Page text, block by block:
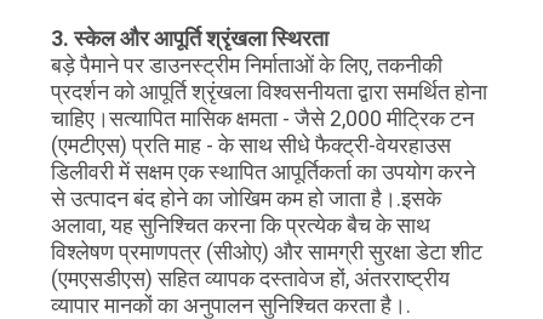
3. स्केल और आपूर्ति श्रृंखला स्थिरता
बड़े पैमाने पर डाउनस्ट्रीम निर्माताओं के लिए, तकनीकी
प्रदर्शन को आपूर्ति श्रृंखला विश्वसनीयता द्वारा समर्थित होना
चाहिए।सत्यापित मासिक क्षमता - जैसे 2,000 मीट्रिक टन
(एमटीएस) प्रति माह - के साथ सीधे फैक्ट्री-वेयरहाउस
डिलीवरी में सक्षम एक स्थापित आपूर्तिकर्ता का उपयोग करने
से उत्पादन बंद होने का जोखिम कम हो जाता है। .इसके
अलावा, यह सुनिश्चित करना कि प्रत्येक बैच के साथ
विश्लेषण प्रमाणपत्र (सीओए) और सामग्री सुरक्षा डेटा शीट
(एमएसडीएस) सहित व्यापक दस्तावेज हों, अंतरराष्ट्रीय
व्यापार मानकों का अनुपालन सुनिश्चित करता है। .